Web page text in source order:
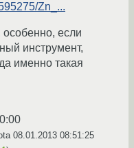
Zn_...
если
инструмент,
именно такая
08.01.2013 08:51:25